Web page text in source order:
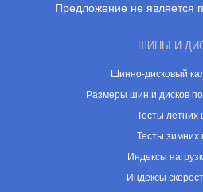
Предложение не является
ШИНЫ И
Шинно-дисковый
Размеры шин и дисков
Тесты летних
Тесты зимних
Индексы
Индексы